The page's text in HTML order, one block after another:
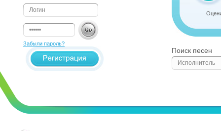
Забыли пароль?
Поиск песен